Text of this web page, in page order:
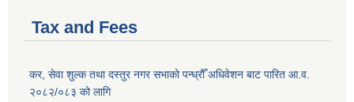
Tax and Fees
कर, सेवा शुल्क तथा दस्तुर नगर सभाको पन्ध्रौँ अधिवेशन बाट पारित आ.व.
२०८२/०८३ को लागि